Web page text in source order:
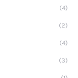
(4)
(2)
(4)
(3)